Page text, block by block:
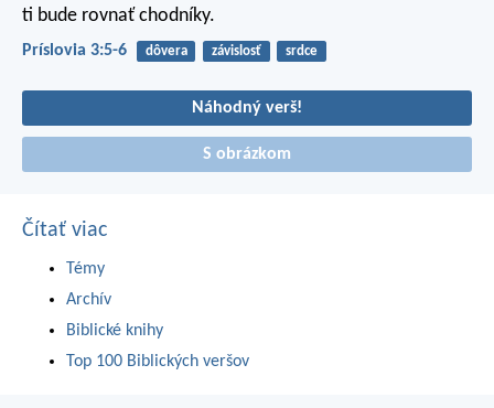
ti bude rovnať chodníky.
Príslovia 3:5-6 dôvera závislosť srdce
Náhodný verš!
S obrázkom
Čítať viac
Témy
Archív
Biblické knihy
Top 100 Biblických veršov